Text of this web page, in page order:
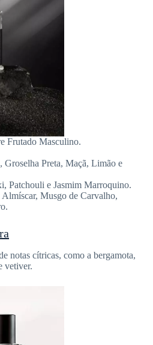
Frutado Masculino.
Groselha Preta, Maçã, Limão e
Patchouli e Jasmim Marroquino.
Musgo de Carvalho,
notas cítricas, como a bergamota,
vetiver.